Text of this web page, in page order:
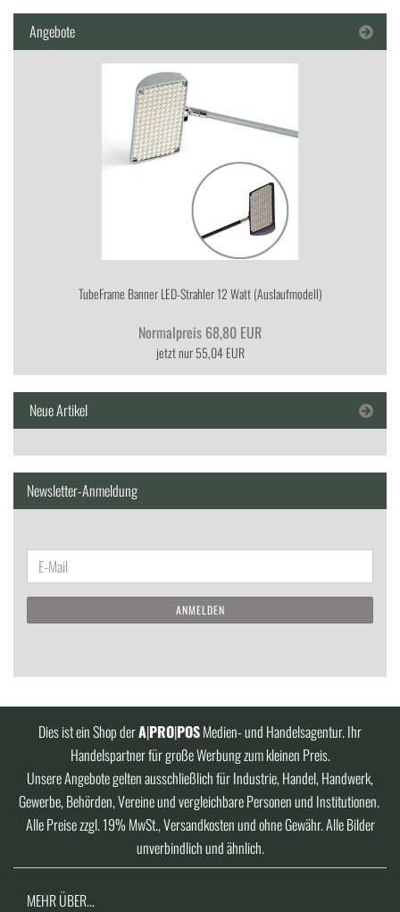
Angebote
Tu­be­Frame Ban­ner LED-​Strahler 12 Watt (Aus­lauf­mo­dell)
Normalpreis 68,80 EUR
jetzt nur 55,04 EUR
Neue Artikel
Newsletter-Anmeldung
WEITER
ZUR
NEWSLETTER-
ANMELDUNG
E-
Mail
ANMELDEN
Dies ist ein Shop derA|PRO|POSMedien- und Handelsagentur. Ihr
Handelspartner für große Werbung zum kleinen Preis.
Unsere Angebote gelten ausschließlich für Industrie, Handel, Handwerk,
Gewerbe, Behörden, Vereine und vergleichbare Personen und Institutionen.
Alle Preise zzgl. 19% MwSt., Versandkosten und ohne Gewähr. Alle Bilder
unverbindlich und ähnlich.
MEHR ÜBER...